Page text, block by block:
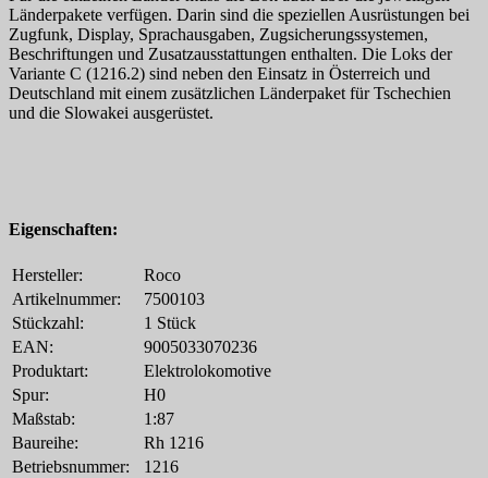
Länderpakete verfügen. Darin sind die speziellen Ausrüstungen bei
Zugfunk, Display, Sprachausgaben, Zugsicherungssystemen,
Beschriftungen und Zusatzausstattungen enthalten. Die Loks der
Variante C (1216.2) sind neben den Einsatz in Österreich und
Deutschland mit einem zusätzlichen Länderpaket für Tschechien
und die Slowakei ausgerüstet.
Eigenschaften:
Hersteller:
Roco
Artikelnummer:
7500103
Stückzahl:
1 Stück
EAN:
9005033070236
Produktart:
Elektrolokomotive
Spur:
H0
Maßstab:
1:87
Baureihe:
Rh 1216
Betriebsnummer:
1216